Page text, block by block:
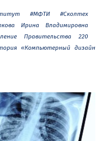
#МФТИ
#Сколтех
Ирина Владимировна
Правительства 220
«Компьютерный дизайн